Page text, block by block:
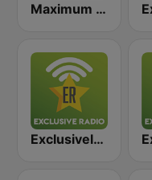
Maximum - Metallica (Максимум)
Exclusively Led Zeppelin